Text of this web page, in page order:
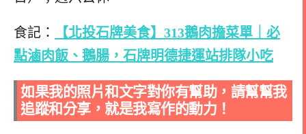
食記：
【北投石牌美食】313鵝肉擔菜單｜必
點滷肉飯、鵝腸，石牌明德捷運站排隊小吃
如果我的照片和文字對你有幫助，請幫幫我
追蹤和分享，就是我寫作的動力！